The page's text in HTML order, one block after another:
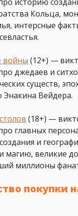
Кольца,
интерсные
войны (12+) —
джедаев и
существ,
Энакина Вейдера.
(18+) —
главных
и
магию, великие
миллионы
покупки